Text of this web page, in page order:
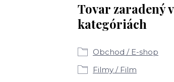
Tovar zaradený v
kategóriách
Obchod / E-shop
Filmy / Film